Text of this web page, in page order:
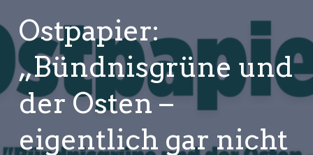
Steuerzahler
weitere
27
Millionen
Euro
Ostpapier:
„Bündnisgrüne und
der Osten –
eigentlich gar nicht